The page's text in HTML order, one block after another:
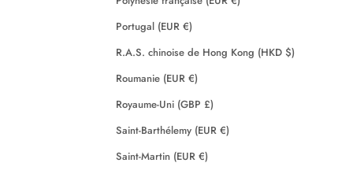
Portugal (EUR €)
R.A.S. chinoise de Hong Kong (HKD $)
Roumanie (EUR €)
Royaume-Uni (GBP £)
Saint-Barthélemy (EUR €)
Saint-Martin (EUR €)